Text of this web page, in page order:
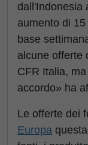
dall'Indonesia
aumento di
base
alcune offerte
CFR Italia,
accordo» ha
Le offerte dei
Europa